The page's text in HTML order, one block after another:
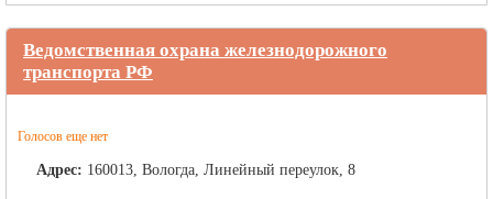
Ведомственная охрана железнодорожного
транспорта РФ
Голосов еще нет
Адрес: 160013, Вологда, Линейный переулок, 8